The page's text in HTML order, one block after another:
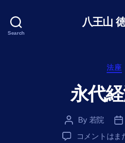
Search
八王山
法座
永代
Post
author
By 若院
永
コメントはま